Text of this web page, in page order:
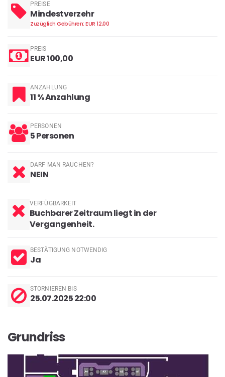
PREISE
Mindestverzehr
Zuzüglich Gebühren: EUR 12,00
PREIS
EUR 100,00
ANZAHLUNG
11 % Anzahlung
PERSONEN
5 Personen
DARF MAN RAUCHEN?
NEIN
VERFÜGBARKEIT
Buchbarer Zeitraum liegt in der
Vergangenheit.
BESTÄTIGUNG NOTWENDIG
Ja
STORNIEREN BIS
25.07.2025 22:00
Grundriss